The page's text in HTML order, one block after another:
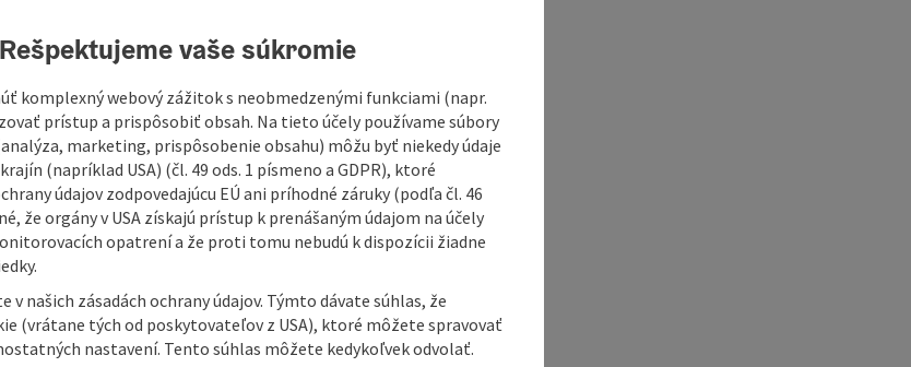
Rešpektujeme vaše súkromie
komplexný webový zážitok s neobmedzenými funkciami (napr.
prístup a prispôsobiť obsah. Na tieto účely používame súbory
marketing, prispôsobenie obsahu) môžu byť niekedy údaje
(napríklad USA) (čl. 49 ods. 1 písmeno a GDPR), ktoré
údajov zodpovedajúcu EÚ ani príhodné záruky (podľa čl. 46
že orgány v USA získajú prístup k prenášaným údajom na účely
opatrení a že proti tomu nebudú k dispozícii žiadne
v našich zásadách ochrany údajov. Týmto dávate súhlas, že
(vrátane tých od poskytovateľov z USA), ktoré môžete spravovať
nastavení. Tento súhlas môžete kedykoľvek odvolať.